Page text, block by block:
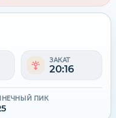
ЗАКАТ
20:16
ПИК